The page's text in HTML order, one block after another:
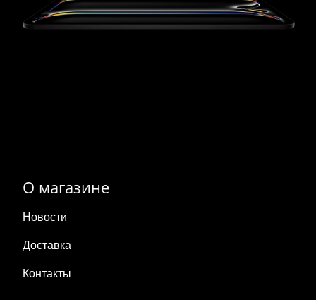
О магазине
Новости
Доставка
Контакты